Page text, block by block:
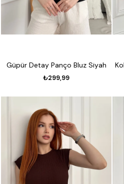
Güpür Detay Panço Bluz Siyah
₺299,99